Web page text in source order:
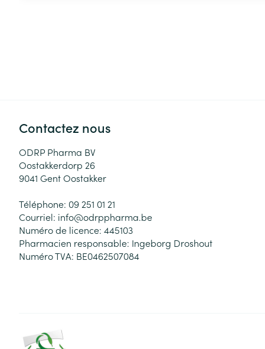
Contactez nous
ODRP Pharma BV
Oostakkerdorp 26
9041 Gent Oostakker
Téléphone: 09 251 01 21
Courriel: info@odrppharma.be
Numéro de licence: 445103
Pharmacien responsable: Ingeborg Droshout
Numéro TVA: BE0462507084